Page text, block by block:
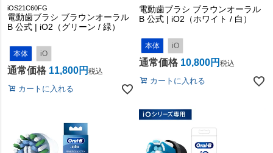
iOS21C60FG
電動歯ブラシ ブラウンオーラル
B 公式 | iO2（グリーン / 緑）
本体 iO
通常価格 11,800 税込
カートに入れる
電動歯ブラシ ブラウンオーラル
B 公式 | iO2（ホワイト / 白）
本体 iO
通常価格 10,800 税込
カートに入れる